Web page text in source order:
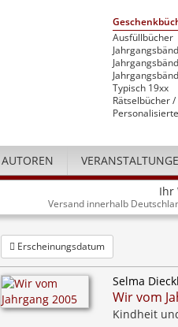
Ausfüllbücher
Typisch 19xx
Rätselbücher /
AUTOREN
Ihr
Versand innerhalb
Erscheinungsdatum
Selma
Wir vom
Kindheit